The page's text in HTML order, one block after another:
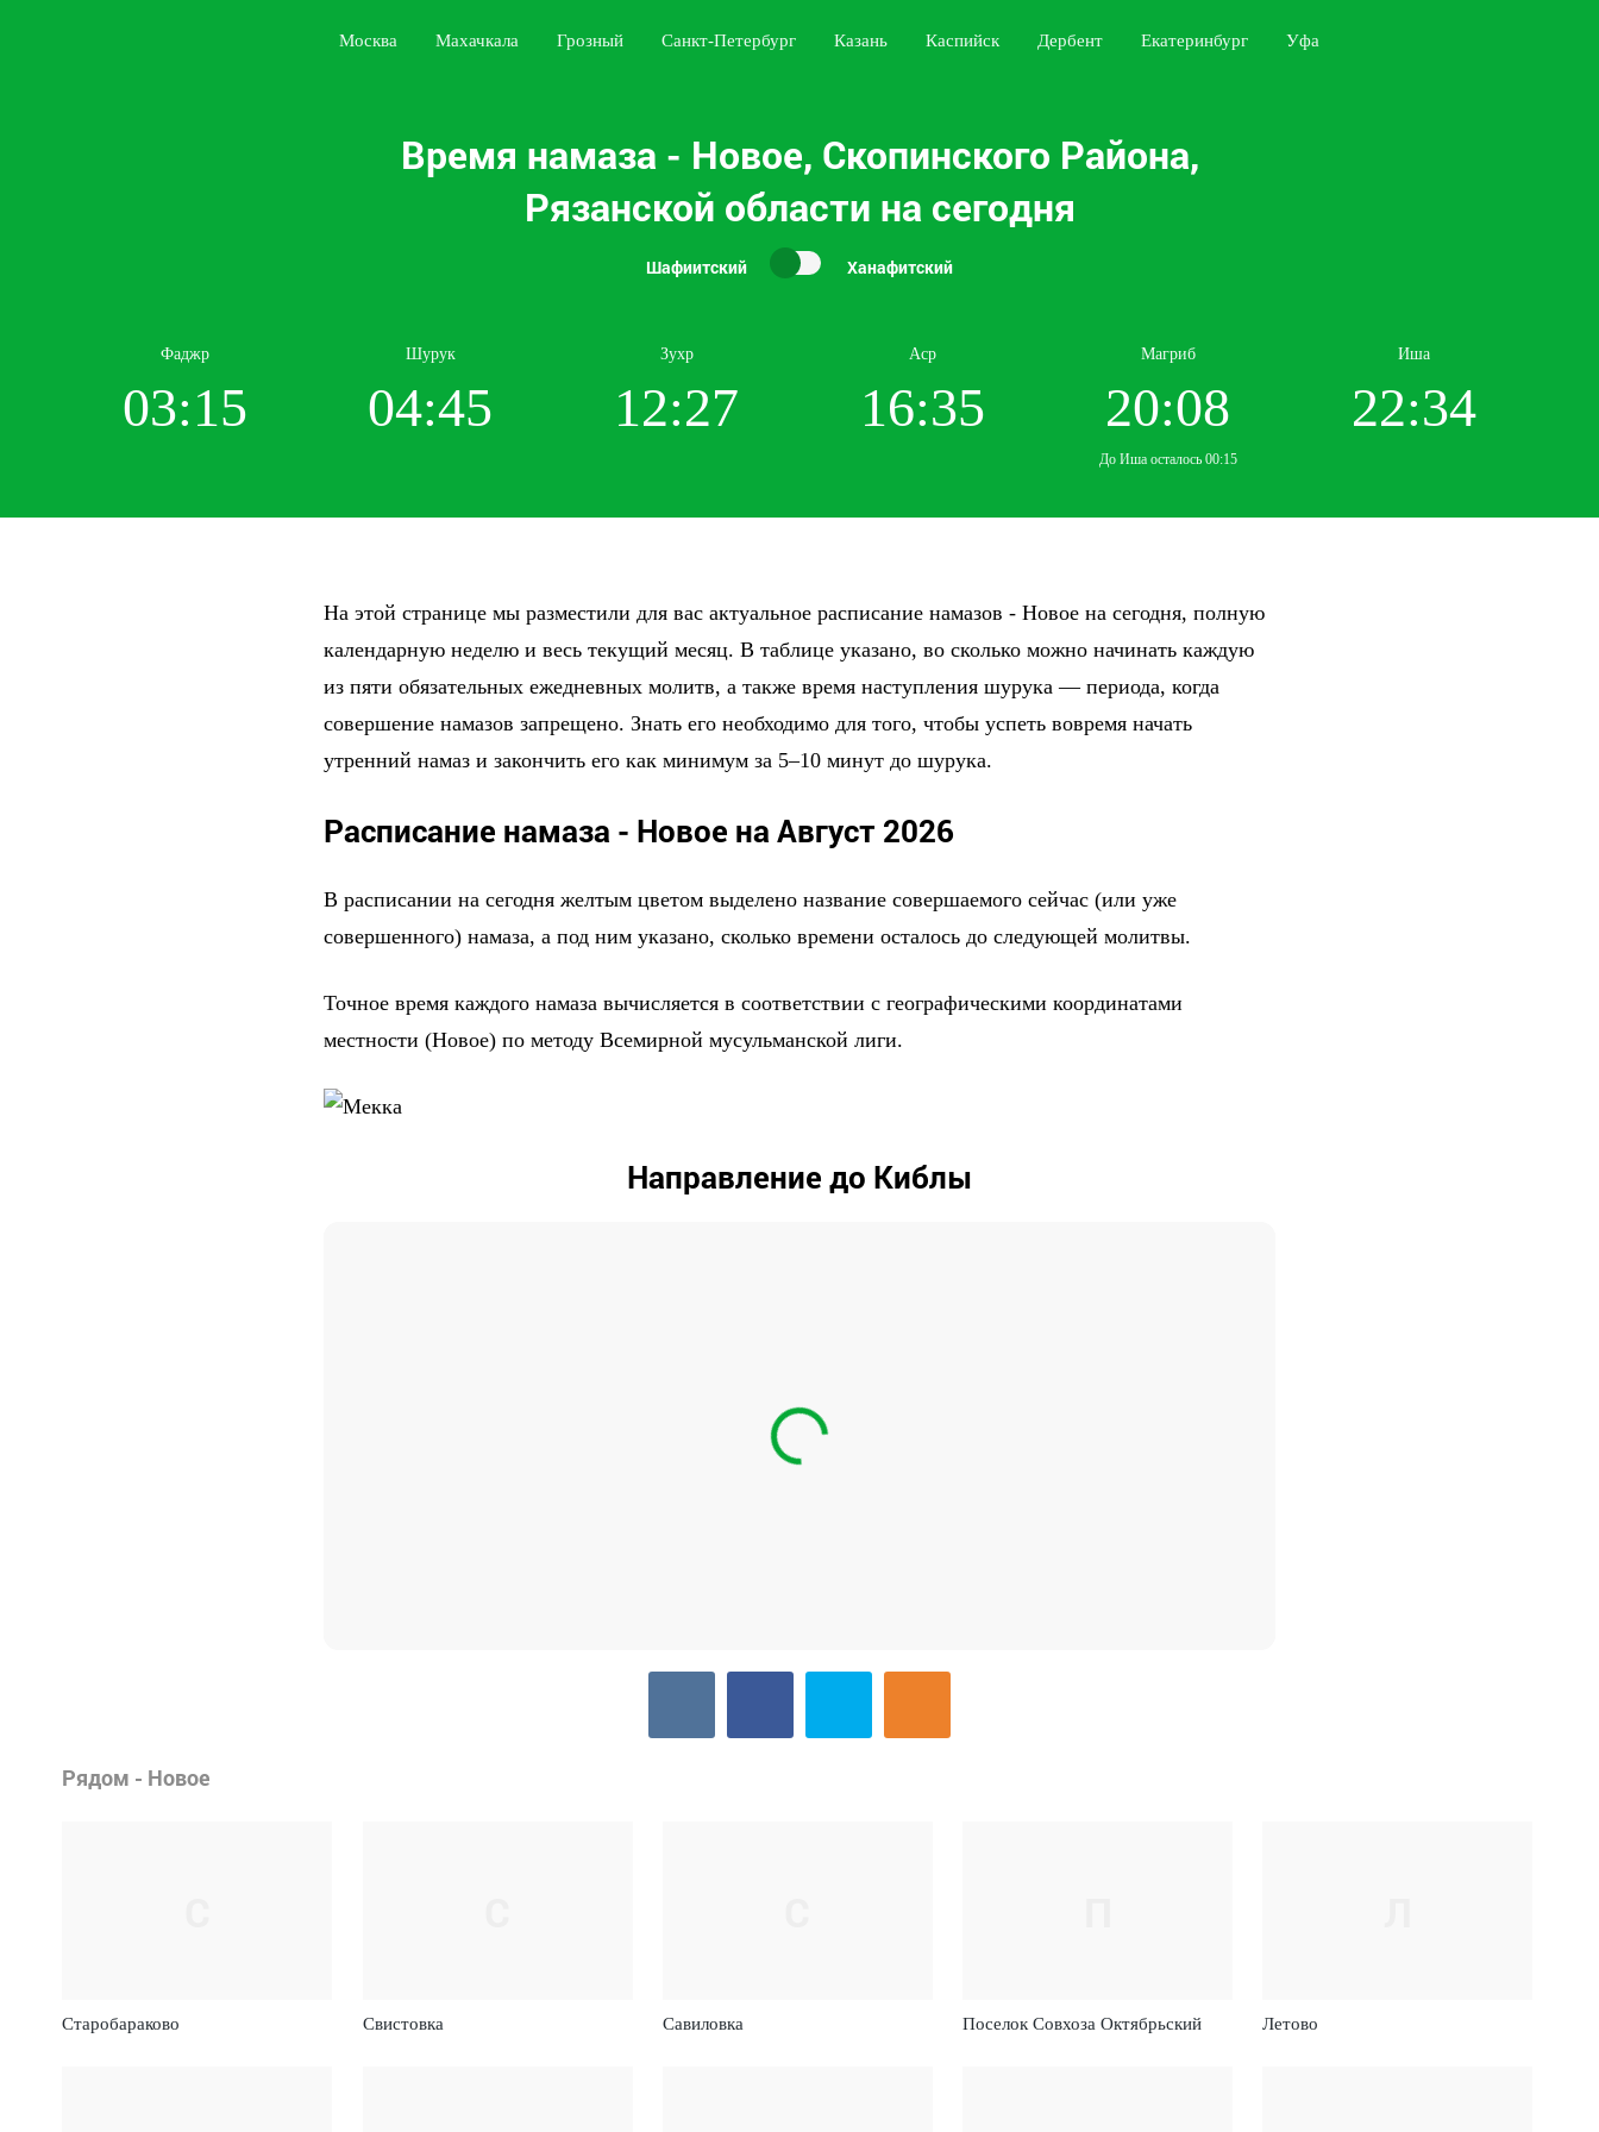
Москва Махачкала Грозный Санкт-Петербург Казань Каспийск Дербент Екатеринбург Уфа
Время намаза - Новое, Скопинского Района,
Рязанской области на сегодня
Шафиитский Ханафитский
Фаджр
03:15
Шурук
04:45
Зухр
12:27
Аср
16:35
Магриб
20:08
До Иша осталось 00:15
Иша
22:34
На этой странице мы разместили для вас актуальное расписание намазов - Новое на сегодня, полную
календарную неделю и весь текущий месяц. В таблице указано, во сколько можно начинать каждую
из пяти обязательных ежедневных молитв, а также время наступления шурука — периода, когда
совершение намазов запрещено. Знать его необходимо для того, чтобы успеть вовремя начать
утренний намаз и закончить его как минимум за 5–10 минут до шурука.
Расписание намаза - Новое на Август 2026
В расписании на сегодня желтым цветом выделено название совершаемого сейчас (или уже
совершенного) намаза, а под ним указано, сколько времени осталось до следующей молитвы.
Точное время каждого намаза вычисляется в соответствии с географическими координатами
местности (Новое) по методу Всемирной мусульманской лиги.
Направление до Киблы
Рядом - Новое
Старобараково Свистовка Савиловка Поселок Совхоза Октябрьский Летово